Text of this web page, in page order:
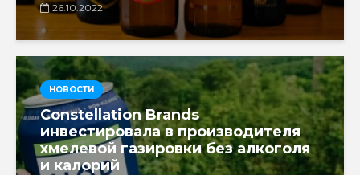
26.10.2022
НОВОСТИ
Constellation Brands
инвестировала в производителя
хмелевой газировки без алкоголя
и калорий